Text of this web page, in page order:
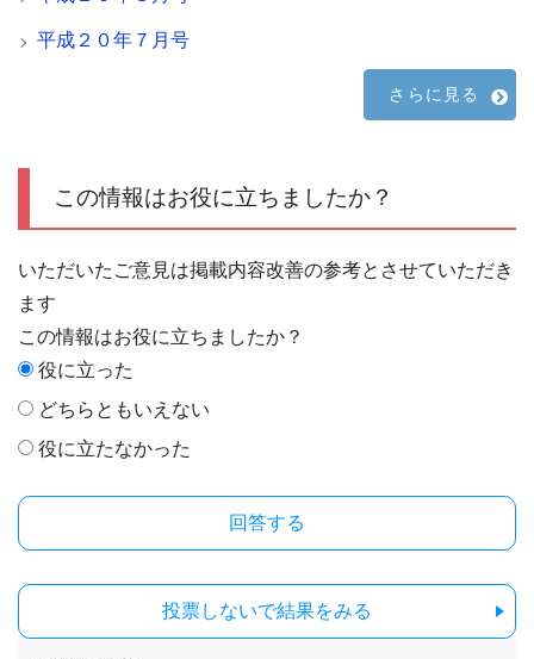
平成２０年７月号
さらに見る
この情報はお役に立ちましたか？
いただいたご意見は掲載内容改善の参考とさせていただき
ます
この情報はお役に立ちましたか？
役に立った
どちらともいえない
役に立たなかった
投票しないで結果をみる